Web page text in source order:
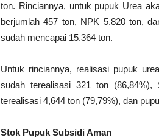
ton. Rinciannya, untuk pupuk Urea
berjumlah 457 ton, NPK 5.820 ton,
sudah mencapai 15.364 ton.
Untuk rinciannya, realisasi pupuk
sudah terealisasi 321 ton
terealisasi 4,644 ton (79,79%), dan
Stok Pupuk Subsidi Aman